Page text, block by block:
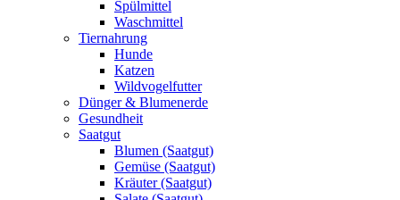
Spülmittel
Waschmittel
Tiernahrung
Hunde
Katzen
Wildvogelfutter
Dünger & Blumenerde
Gesundheit
Saatgut
Blumen (Saatgut)
Gemüse (Saatgut)
Kräuter (Saatgut)